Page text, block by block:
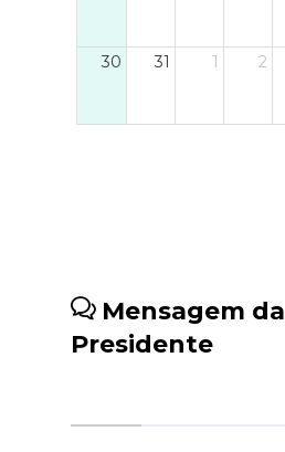
30 31 1 2
Mensagem da
Presidente